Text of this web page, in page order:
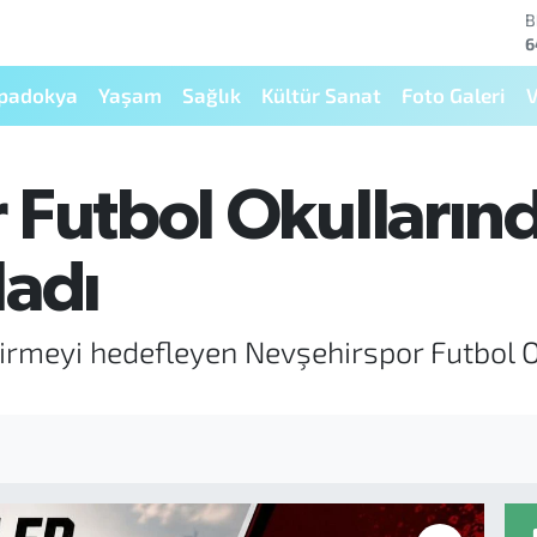
Yaşam Sağlık Kültür Sanat Foto Galeri
hedefleyen Nevşehirspor Futbol